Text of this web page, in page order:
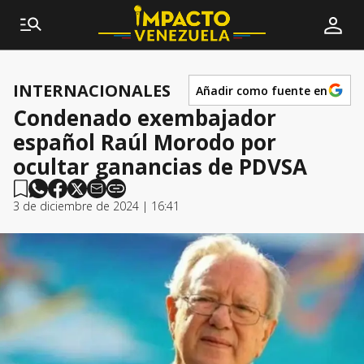
INTERNACIONALES Añadir como fuente en
Condenado exembajador
español Raúl Morodo por
ocultar ganancias de PDVSA
3 de diciembre de 2024 | 16:41